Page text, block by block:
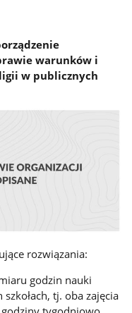
warunków i
w publicznych
rozwiązania:
godzin nauki
tj. oba zajęcia